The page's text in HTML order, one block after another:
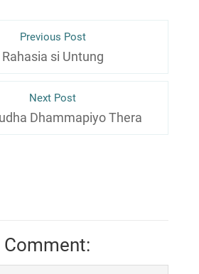
Previous Post
Rahasia si Untung
Next Post
Dhammapiyo Thera
Comment: